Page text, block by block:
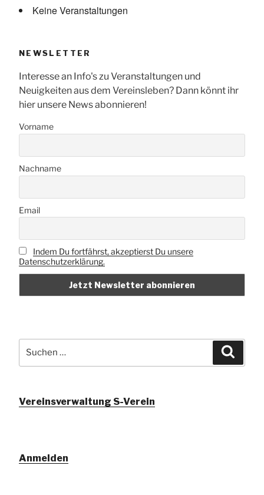
Keine Veranstaltungen
NEWSLETTER
Interesse an Info's zu Veranstaltungen und
Neuigkeiten aus dem Vereinsleben? Dann könnt ihr
hier unsere News abonnieren!
Vorname
Nachname
Email
Indem Du fortfährst, akzeptierst Du unsere
Datenschutzerklärung.
nach:
Vereinsverwaltung S-Verein
Anmelden